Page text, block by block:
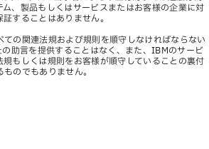
、製品もしくはサービスまたはお客様の企業に対
することはありません。
の関連法規および規則を順守しなければならない
助言を提供することはなく、また、IBMのサービ
もしくは規則をお客様が順守していることの裏付
のでもありません。